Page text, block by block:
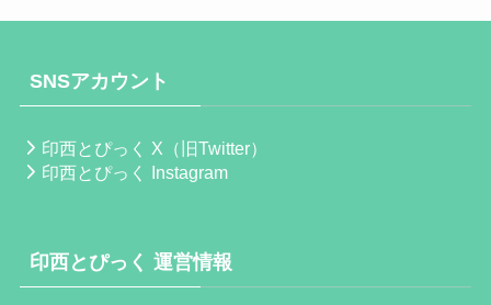
SNSアカウント
印西とぴっく X（旧Twitter）
印西とぴっく Instagram
印西とぴっく 運営情報